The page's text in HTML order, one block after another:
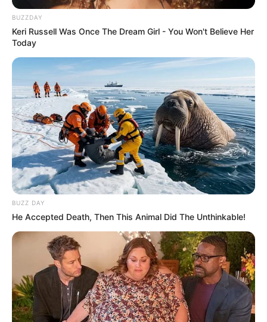
BUZZDAY
Keri Russell Was Once The Dream Girl - You Won't Believe Her
Today
BUZZ DAY
He Accepted Death, Then This Animal Did The Unthinkable!